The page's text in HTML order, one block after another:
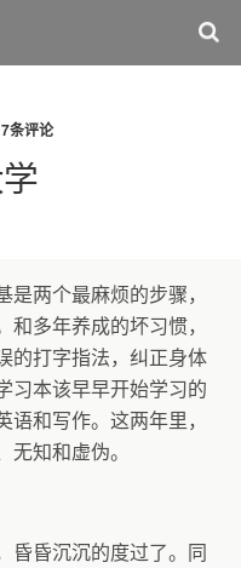
条评论
两个最麻烦的步骤，
多年养成的坏习惯，
的打字指法，纠正身体
习本该早早开始学习的
和写作。这两年里，
知和虚伪。
昏昏沉沉的度过了。同